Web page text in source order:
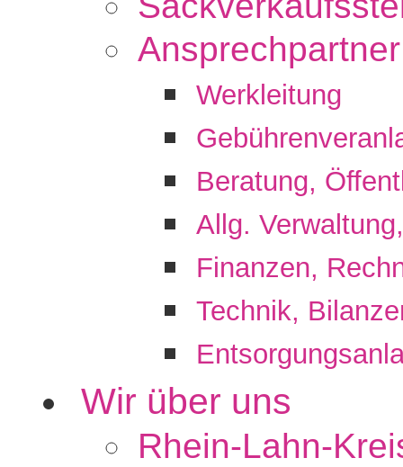
Ansprechpartner
Werkleitung
Beratung,
Allg.
Finanzen,
Technik,
Wir über uns
Rhein-Lahn-